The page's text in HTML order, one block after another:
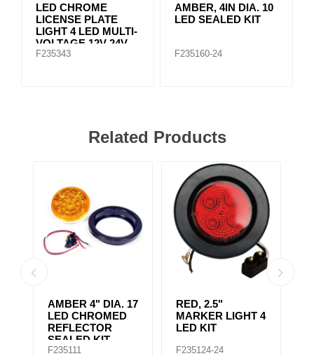
LED CHROME
LICENSE PLATE
LIGHT 4 LED MULTI-
VOLTAGE 12V-24V
F235343
AMBER, 4IN DIA. 10
LED SEALED KIT
F235160-24
Related Products
AMBER 4" DIA. 17
LED CHROMED
REFLECTOR
SEALED KIT
F235111
RED, 2.5"
MARKER LIGHT 4
LED KIT
F235124-24